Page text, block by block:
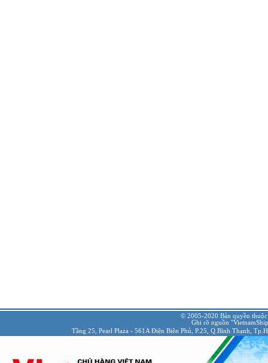
© 2005-2020 Bản quyền
Ghi rõ nguồn
Tầng 25, Pearl Plaza - 561A Điện Biên Phủ, P.25, Q.Bình Thạnh,